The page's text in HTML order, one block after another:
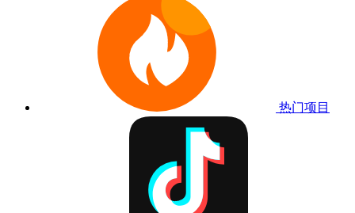
热门项目